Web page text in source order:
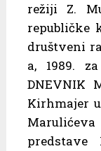
režiji Z.
republičke
društveni
a, 1989.
DNEVNIK
Kirhmajer
predstave